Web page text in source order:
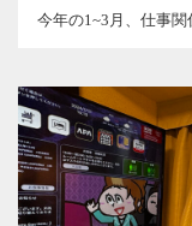
今年の1~3月、仕事